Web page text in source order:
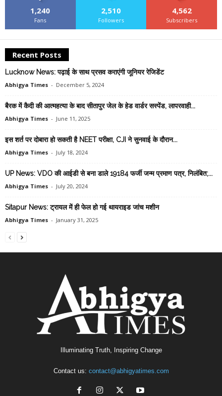
1,240
Fans
2,510
Followers
4,562
Subscribers
Recent Posts
Lucknow News: पढ़ाई के साथ प्रसव कराएंगी जूनियर रेजिडेंट
Abhigya Times - December 5, 2024
बैरक में कैदी की आत्‍महत्‍या के बाद सीतापुर जेल के हेड वार्डर सस्‍पेंड, लापरवाही...
Abhigya Times - June 11, 2025
इस शर्त पर दोबारा हो सकती है NEET परीक्षा, CJI ने सुनवाई के दौरान...
Abhigya Times - July 18, 2024
UP News: VDO की आईडी से बना डाले 19184 फर्जी जन्म प्रमाण पत्र, निलंबित;...
Abhigya Times - July 20, 2024
Sitapur News: ट्रायल में ही फेल हो गई थायराइड जांच मशीन
Abhigya Times - January 31, 2025
Illuminating Truth, Inspiring Change
Contact us: contact@abhigyatimes.com